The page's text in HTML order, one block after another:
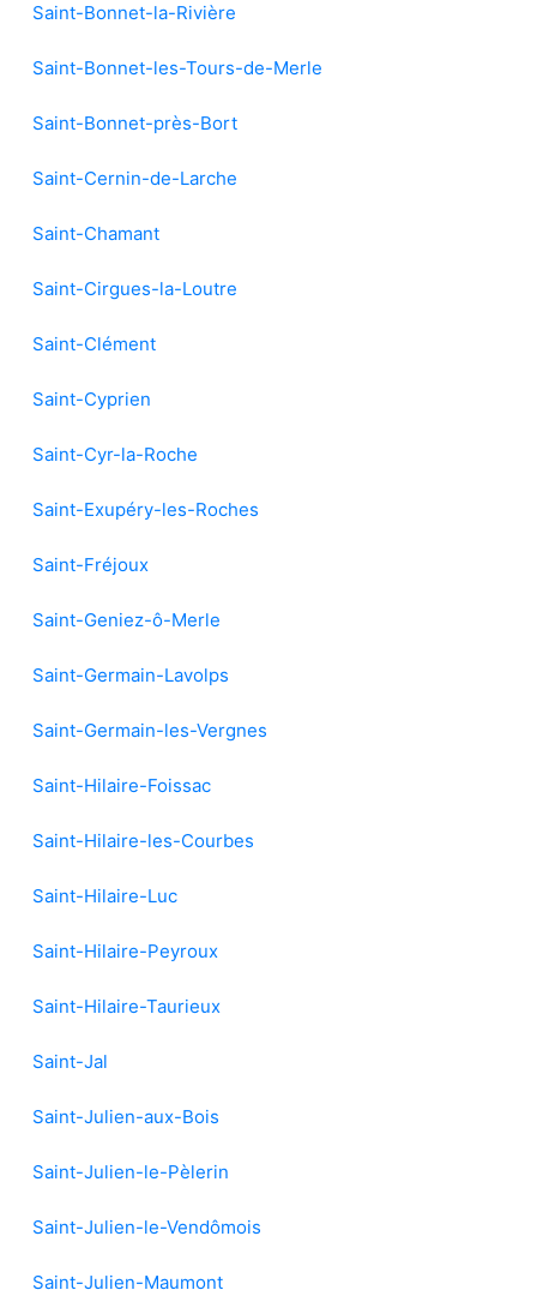
Saint-Bonnet-la-Rivière
Saint-Bonnet-les-Tours-de-Merle
Saint-Bonnet-près-Bort
Saint-Cernin-de-Larche
Saint-Chamant
Saint-Cirgues-la-Loutre
Saint-Clément
Saint-Cyprien
Saint-Cyr-la-Roche
Saint-Exupéry-les-Roches
Saint-Fréjoux
Saint-Geniez-ô-Merle
Saint-Germain-Lavolps
Saint-Germain-les-Vergnes
Saint-Hilaire-Foissac
Saint-Hilaire-les-Courbes
Saint-Hilaire-Luc
Saint-Hilaire-Peyroux
Saint-Hilaire-Taurieux
Saint-Jal
Saint-Julien-aux-Bois
Saint-Julien-le-Pèlerin
Saint-Julien-le-Vendômois
Saint-Julien-Maumont